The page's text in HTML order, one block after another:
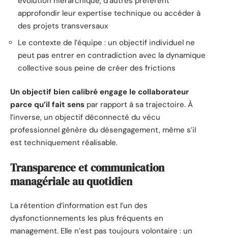
approfondir leur expertise technique ou accéder à
des projets transversaux
Le contexte de l’équipe : un objectif individuel ne
peut pas entrer en contradiction avec la dynamique
collective sous peine de créer des frictions
Un objectif bien calibré engage le collaborateur
parce qu’il fait sens par rapport à sa trajectoire. À
l’inverse, un objectif déconnecté du vécu
professionnel génère du désengagement, même s’il
est techniquement réalisable.
Transparence et communication
managériale au quotidien
La rétention d’information est l’un des
dysfonctionnements les plus fréquents en
management. Elle n’est pas toujours volontaire : un